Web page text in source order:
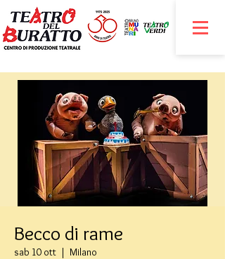
Becco di rame
sab 10 ott
  |
Milano